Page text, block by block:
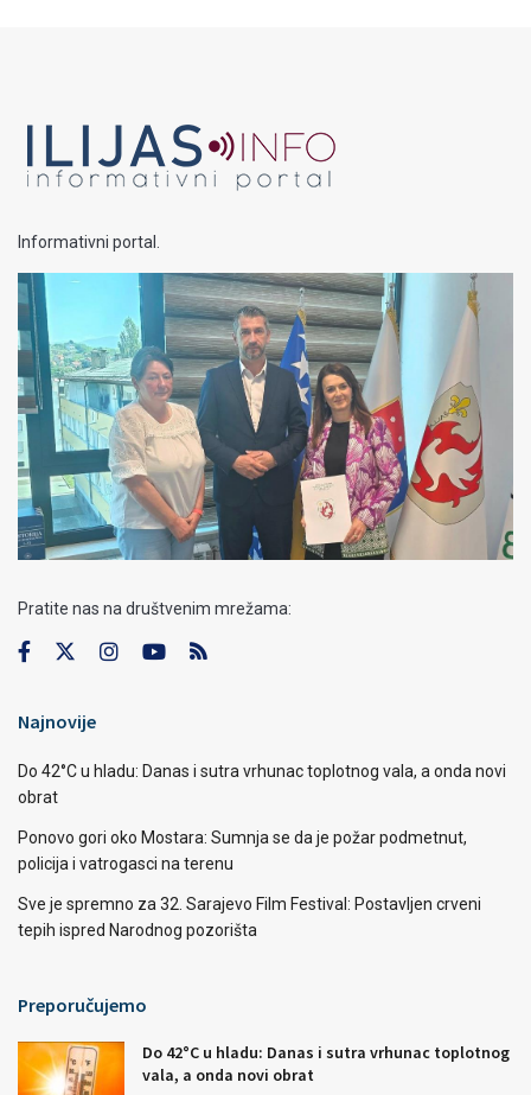
Informativni portal.
Pratite nas na društvenim mrežama:
Najnovije
Do 42°C u hladu: Danas i sutra vrhunac toplotnog vala, a onda novi
obrat
Ponovo gori oko Mostara: Sumnja se da je požar podmetnut,
policija i vatrogasci na terenu
Sve je spremno za 32. Sarajevo Film Festival: Postavljen crveni
tepih ispred Narodnog pozorišta
Preporučujemo
Do 42°C u hladu: Danas i sutra vrhunac toplotnog
vala, a onda novi obrat